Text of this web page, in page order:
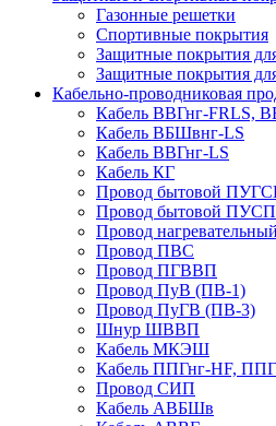
Газонные решетки
Спортивные покрытия
Защитные покрытия
Защитные покрытия
Кабельно-проводниковая
Кабель ВВГнг-FRLS,
Кабель ВБШвнг-LS
Кабель ВВГнг-LS
Кабель КГ
Провод бытовой
Провод бытовой
Провод
Провод ПВС
Провод ПГВВП
Провод ПуВ (ПВ-1)
Провод ПуГВ (ПВ-3)
Шнур ШВВП
Кабель МКЭШ
Кабель ППГнг-HF,
Провод СИП
Кабель АВБШв